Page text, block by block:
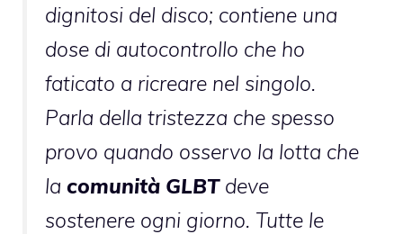
dignitosi del disco; contiene una
dose di autocontrollo che ho
faticato a ricreare nel singolo.
Parla della tristezza che spesso
provo quando osservo la lotta che
la comunità GLBTdeve
sostenere ogni giorno. Tutte le